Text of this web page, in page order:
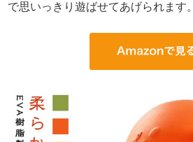
で思いっきり遊ばせてあげられます。